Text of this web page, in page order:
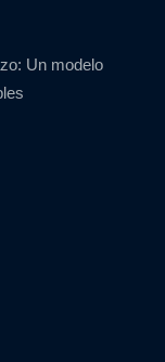
Un modelo